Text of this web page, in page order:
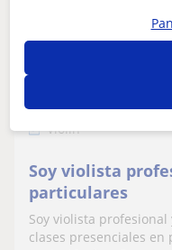
★
Violín
Soy violista
particulares
Soy violista
clases presenciales